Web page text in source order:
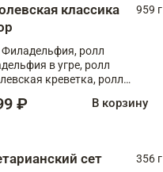
классика
959 г
Филадельфия, ролл
в угре, ролл
креветка, ролл
₽ В корзину
сет
356 г